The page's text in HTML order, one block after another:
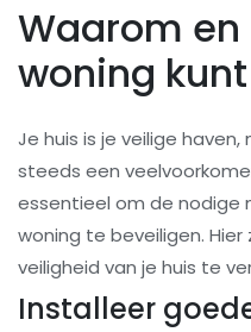
Waarom
woning
Je huis is je veilige
steeds een
essentieel om de nodige
woning te beveiligen.
veiligheid van je huis te
Installeer